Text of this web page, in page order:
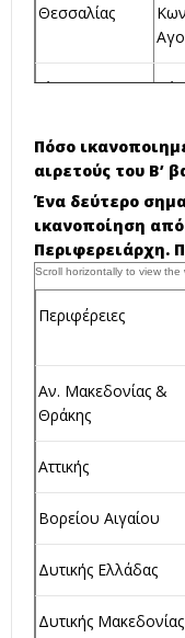
Θεσσαλίας
Ιόνιων Νήσων
Κεντρικής
Κρήτης
Πελοποννήσου
Στερεάς
Ελλάδας
Πόσο
αιρετούς του Β’
Ένα δεύτερο
ικανοποίηση
Περιφερειάρχη.
Περιφέρειες
Αν. Μακεδονίας &
Θράκης
Αττικής
Βορείου Αιγαίου
Δυτικής Ελλάδας
Δυτικής Μακεδονίας